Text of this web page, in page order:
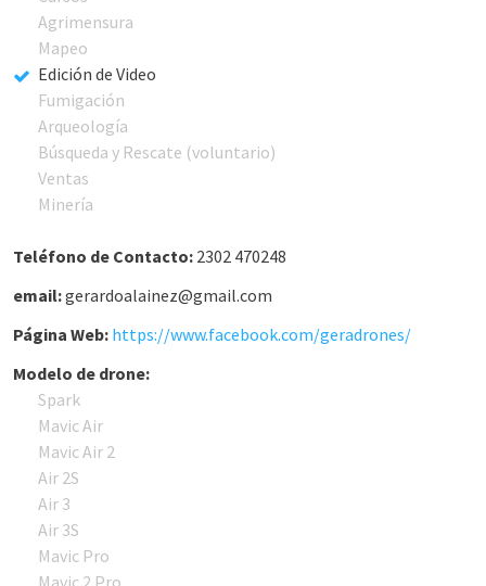
Agrimensura
Mapeo
Edición de Video
Fumigación
Arqueología
Búsqueda y Rescate (voluntario)
Ventas
Minería
Teléfono de Contacto: 2302 470248
email:gerardoalainez@gmail.com
Página Web: https://www.facebook.com/geradrones/
Modelo de drone:
Spark
Mavic Air
Mavic Air 2
Air 2S
Air 3
Air 3S
Mavic Pro
Mavic 2 Pro